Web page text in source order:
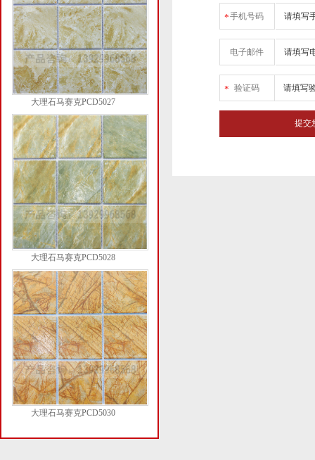
大理石马赛克PCD5027
大理石马赛克PCD5028
大理石马赛克PCD5030
*手机号码
电子邮件
* 验证码